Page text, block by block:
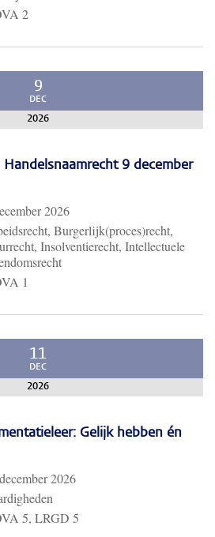
2
9
DEC
2026
Handelsnaamrecht 9 december
2026
Burgerlijk(proces)recht,
Insolventierecht, Intellectuele
1
11
DEC
2026
Gelijk hebben én
2026
5, LRGD 5